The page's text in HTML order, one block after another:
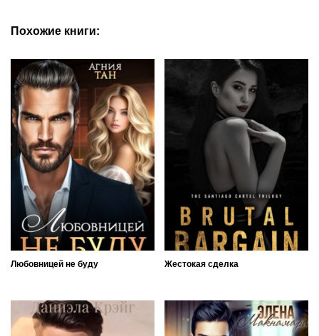
Похожие книги:
Любовницей не буду Жестокая сделка